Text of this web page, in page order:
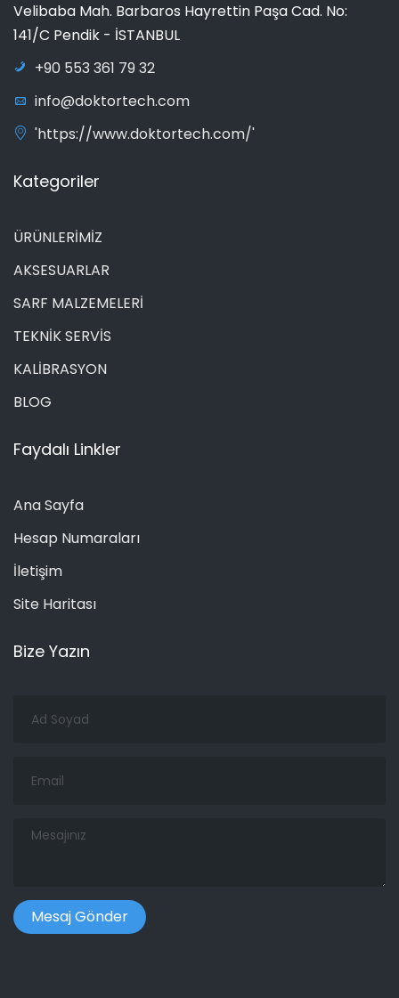
Velibaba Mah. Barbaros Hayrettin Paşa Cad. No:
141/C Pendik - İSTANBUL
+90 553 361 79 32
info@doktortech.com
'https://www.doktortech.com/'
Kategoriler
ÜRÜNLERİMİZ
AKSESUARLAR
SARF MALZEMELERİ
TEKNİK SERVİS
KALİBRASYON
BLOG
Faydalı Linkler
Ana Sayfa
Hesap Numaraları
İletişim
Site Haritası
Bize Yazın
Soyad
Mesajınız